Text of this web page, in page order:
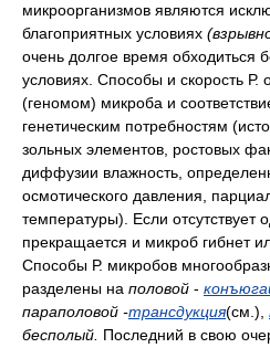
микроорганизмов являются
благоприятных условиях
очень долгое время обходиться
условиях. Способы и скорость Р.
(геномом) микроба и
генетическим потребностям
зольных элементов, ростовых
диффузии влажность,
осмотического давления,
температуры). Если отсутствует
прекращается и микроб гибнет
Способы Р. микробов
разделены на половой -
параполовой -трансдукция(см.),
бесполый. Последний в свою